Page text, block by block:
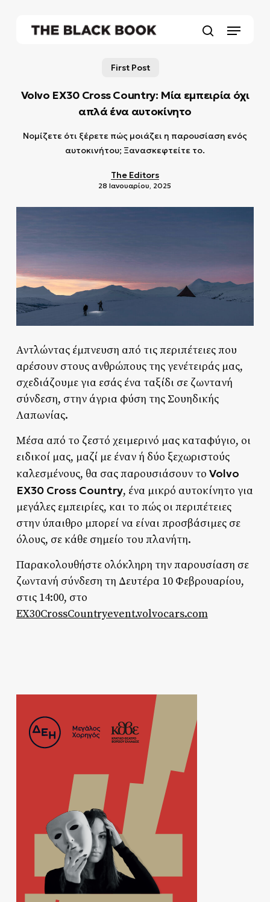
Menu
First Post
Volvo EX30 Cross Country: Μία εμπειρία όχι
απλά ένα αυτοκίνητο
Νομίζετε ότι ξέρετε πώς μοιάζει η παρουσίαση ενός
αυτοκινήτου; Ξανασκεφτείτε το.
The Editors
28 Ιανουαρίου, 2025
Αντλώντας έμπνευση από τις περιπέτειες που
αρέσουν στους ανθρώπους της γενέτειράς μας,
σχεδιάζουμε για εσάς ένα ταξίδι σε ζωντανή
σύνδεση, στην άγρια φύση της Σουηδικής
Λαπωνίας.
Μέσα από το ζεστό χειμερινό μας καταφύγιο, οι
ειδικοί μας, μαζί με έναν ή δύο ξεχωριστούς
καλεσμένους, θα σας παρουσιάσουν το Volvo
EX30 Cross Country, ένα μικρό αυτοκίνητο για
μεγάλες εμπειρίες, και το πώς οι περιπέτειες
στην ύπαιθρο μπορεί να είναι προσβάσιμες σε
όλους, σε κάθε σημείο του πλανήτη.
Παρακολουθήστε ολόκληρη την παρουσίαση σε
ζωντανή σύνδεση τη Δευτέρα 10 Φεβρουαρίου,
στις 14:00, στο
EX30CrossCountryevent.volvocars.com